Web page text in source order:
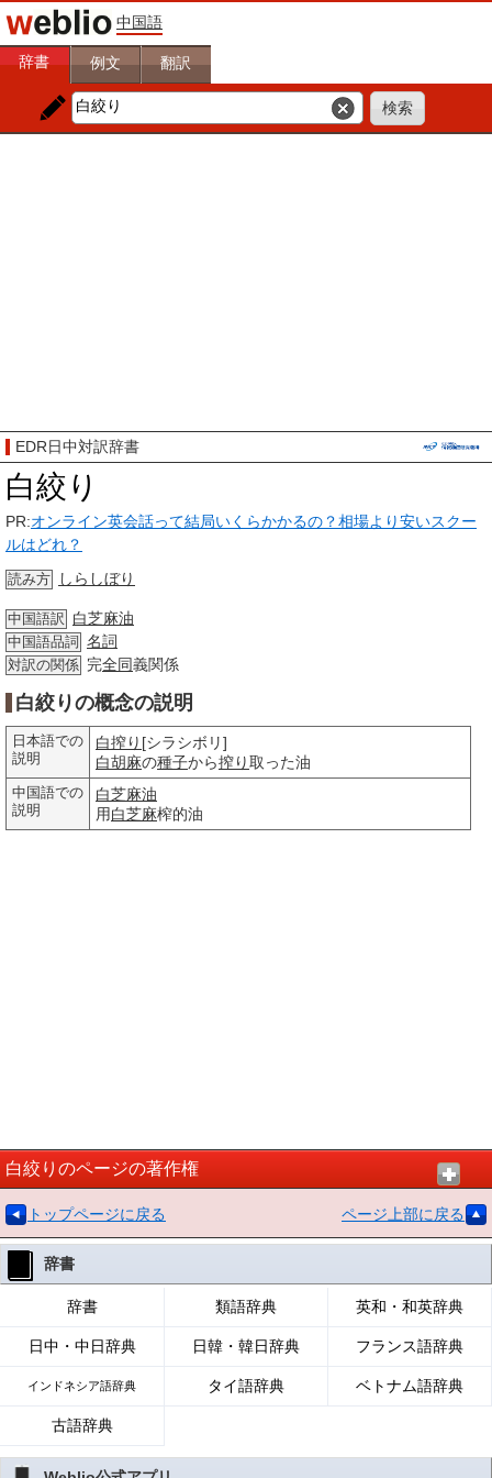
中国語
辞書 例文 翻訳
EDR日中対訳辞書
白絞り
PR:オンライン英会話って結局いくらかかるの？相場より安いスクー
ルはどれ？
読み方 しらしぼり
中国語訳 白芝麻油
中国語品詞 名詞
対訳の関係 完全同義関係
白絞りの概念の説明
日本語での
説明
白搾り [シラシボリ]
白胡麻の種子から搾り取った油
中国語での
説明
白芝麻油
用白芝麻榨的油
白絞りのページの著作権
トップページに戻る ページ上部に戻る
辞書
辞書 類語辞典 英和・和英辞典
日中・中日辞典 日韓・韓日辞典 フランス語辞典
インドネシア語辞典 タイ語辞典 ベトナム語辞典
古語辞典